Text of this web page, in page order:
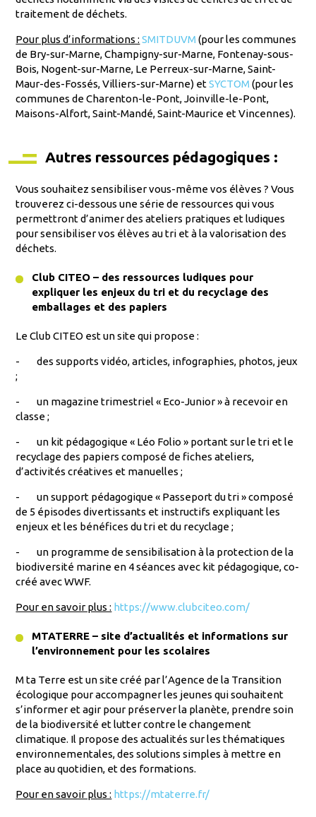
traitement de déchets.
Pour plus d’informations : SMITDUVM (pour les communes
de Bry-sur-Marne, Champigny-sur-Marne, Fontenay-sous-
Bois, Nogent-sur-Marne, Le Perreux-sur-Marne, Saint-
Maur-des-Fossés, Villiers-sur-Marne) etSYCTOM(pour les
communes de Charenton-le-Pont, Joinville-le-Pont,
Maisons-Alfort, Saint-Mandé, Saint-Maurice et Vincennes).
Autres ressources pédagogiques :
Vous souhaitez sensibiliser vous-même vos élèves ? Vous
trouverez ci-dessous une série de ressources qui vous
permettront d’animer des ateliers pratiques et ludiques
pour sensibiliser vos élèves au tri et à la valorisation des
déchets.
Club CITEO – des ressources ludiques pour
expliquer les enjeux du tri et du recyclage des
emballages et des papiers
Le Club CITEO est un site qui propose :
-des supports vidéo, articles, infographies, photos, jeux
;
-un magazine trimestriel « Eco-Junior » à recevoir en
classe ;
-un kit pédagogique « Léo Folio » portant sur le tri et le
recyclage des papiers composé de fiches ateliers,
d’activités créatives et manuelles ;
-un support pédagogique « Passeport du tri » composé
de 5 épisodes divertissants et instructifs expliquant les
enjeux et les bénéfices du tri et du recyclage ;
-un programme de sensibilisation à la protection de la
biodiversité marine en 4 séances avec kit pédagogique, co-
créé avec WWF.
Pour en savoir plus : https://www.clubciteo.com/
MTATERRE – site d’actualités et informations sur
l’environnement pour les scolaires
M ta Terre est un site créé par l’Agence de la Transition
écologique pour accompagner les jeunes qui souhaitent
s’informer et agir pour préserver la planète, prendre soin
de la biodiversité et lutter contre le changement
climatique. Il propose des actualités sur les thématiques
environnementales, des solutions simples à mettre en
place au quotidien, et des formations.
Pour en savoir plus : https://mtaterre.fr/